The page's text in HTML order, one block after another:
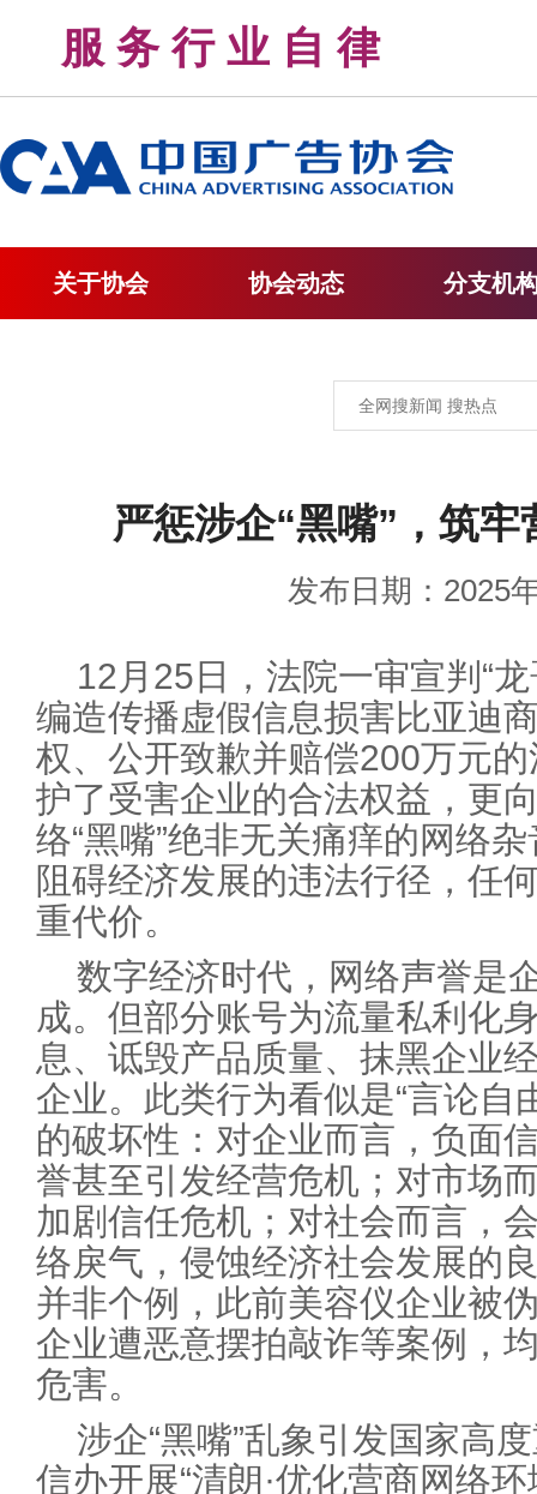
服 务 行 业 自 律
关于协会 协会动态 分支机
严惩涉企“黑嘴”，筑
发布日期：2025
12月25日，法院一审宣判“
编造传播虚假信息损害比亚迪
权、公开致歉并赔偿200万元
护了受害企业的合法权益，更
络“黑嘴”绝非无关痛痒的网络
阻碍经济发展的违法行径，任
重代价。
数字经济时代，网络声誉是
成。但部分账号为流量私利化
息、诋毁产品质量、抹黑企业
企业。此类行为看似是“言论自
的破坏性：对企业而言，负面
誉甚至引发经营危机；对市场
加剧信任危机；对社会而言，
络戾气，侵蚀经济社会发展的
并非个例，此前美容仪企业被
企业遭恶意摆拍敲诈等案例，
危害。
涉企“黑嘴”乱象引发国家高
信办开展“清朗·优化营商网络